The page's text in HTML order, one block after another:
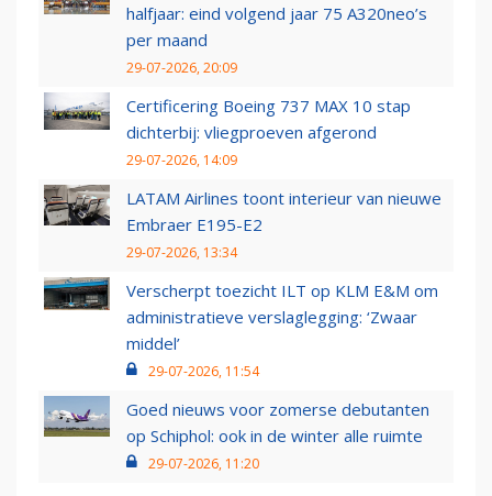
halfjaar: eind volgend jaar 75 A320neo’s
per maand
29-07-2026, 20:09
Certificering Boeing 737 MAX 10 stap
dichterbij: vliegproeven afgerond
29-07-2026, 14:09
LATAM Airlines toont interieur van nieuwe
Embraer E195-E2
29-07-2026, 13:34
Verscherpt toezicht ILT op KLM E&M om
administratieve verslaglegging: ‘Zwaar
middel’
29-07-2026, 11:54
Goed nieuws voor zomerse debutanten
op Schiphol: ook in de winter alle ruimte
29-07-2026, 11:20